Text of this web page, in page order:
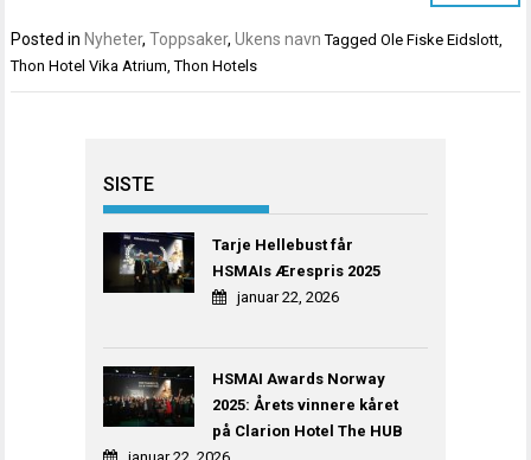
Posted in Nyheter,Toppsaker,Ukens navn TaggedOle Fiske Eidslott
Thon Hotel Vika Atrium ,Thon Hotels
SISTE
Tarje Hellebust får
HSMAIs Ærespris 2025
januar 22, 2026
HSMAI Awards Norway
2025: Årets vinnere kåret
på Clarion Hotel The HUB